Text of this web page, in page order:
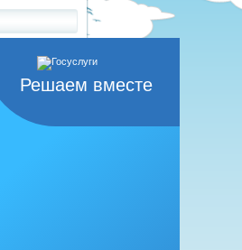
Решаем вместе